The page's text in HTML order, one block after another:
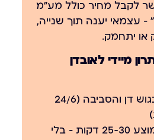
לקבל מחיר כולל מע״מ
— עצמאי יענה תוך שנייה,
או יתחמק.
מיידי לאובדן
גוש דן
והסביבה (24/6
דקות
— בלי